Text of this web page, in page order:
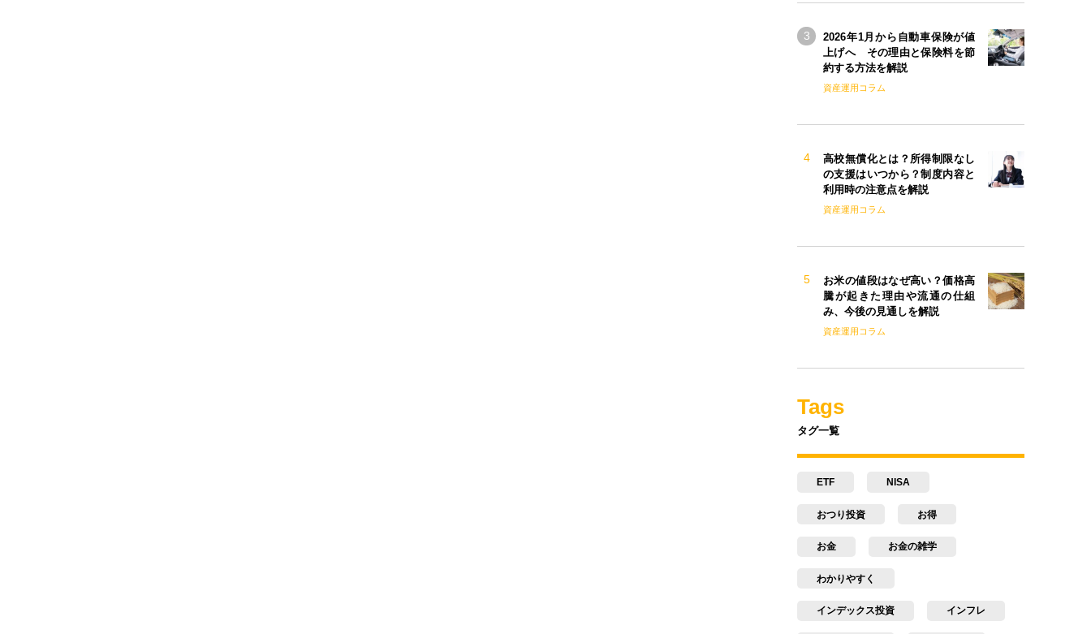
2026年1月から自動車保険が値
上げへ その理由と保険料を節
約する方法を解説
資産運用コラム
高校無償化とは？所得制限なし
の支援はいつから？制度内容と
利用時の注意点を解説
資産運用コラム
お米の値段はなぜ高い？価格高
騰が起きた理由や流通の仕組
み、今後の見通しを解説
資産運用コラム
Tags
タグ一覧
ETF NISA
おつり投資 お得
お金 お金の雑学
わかりやすく
インデックス投資 インフレ